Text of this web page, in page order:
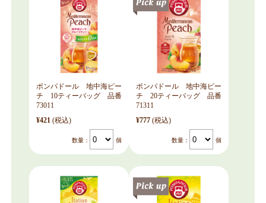
ポンパドール 地中海ピー
チ 10ティーバッグ 品番
73011
¥421 (税込)
数量： 個
ポンパドール 地中海ピー
チ 20ティーバッグ 品番
71311
¥777 (税込)
数量： 個